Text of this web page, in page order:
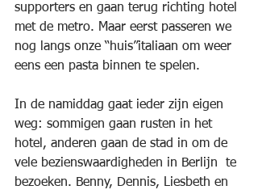
supporters en gaan terug richting hotel
met de metro. Maar eerst passeren we
nog langs onze “huis”italiaan om weer
eens een pasta binnen te spelen.
In de namiddag gaat ieder zijn eigen
weg: sommigen gaan rusten in het
hotel, anderen gaan de stad in om de
vele bezienswaardigheden in Berlijn  te
bezoeken. Benny, Dennis, Liesbeth en